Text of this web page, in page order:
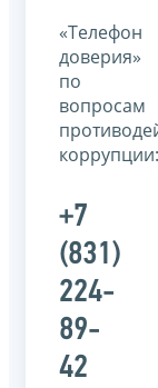
«Телефон
доверия»
по
вопросам
коррупции:
+7
(831)
224-
89-
42